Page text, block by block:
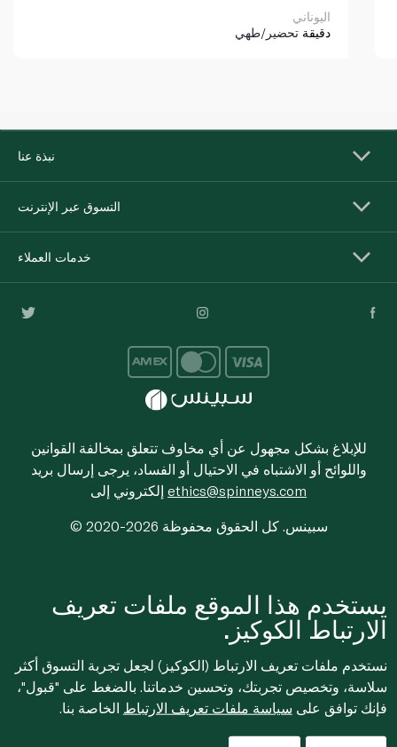
اليوناني
دقيقة تحضير/طهي
نبذة عنا
التسوق عبر الإنترنت
خدمات العملاء
للإبلاغ بشكل مجهول عن أي مخاوف تتعلق بمخالفة القوانين
واللوائح أو الاشتباه في الاحتيال أو الفساد، يرجى إرسال بريد
ethics@spinneys.com
© 2020-2026 سبينس. كل الحقوق محفوظة
يستخدم هذا الموقع ملفات تعريف
الارتباط الكوكيز.
نستخدم ملفات تعريف الارتباط (الكوكيز) لجعل تجربة التسوق أكثر
سلاسة، وتخصيص تجربتك، وتحسين خدماتنا. بالضغط على "قبول"،
فإنك توافق على سياسة ملفات تعريف الارتباط الخاصة بنا.